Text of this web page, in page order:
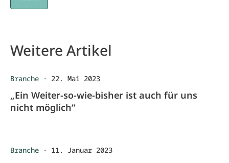
Weitere Artikel
Branche · 22. Mai 2023
„Ein Weiter-so-wie-bisher ist auch für uns
nicht möglich“
Branche · 11. Januar 2023